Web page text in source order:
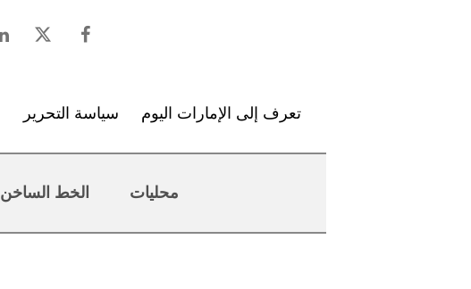
تعرف إلى الإمارات اليوم سياسة التحرير
محليات الخط الساخن